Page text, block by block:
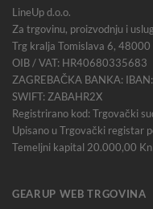
LineUp d.o.o.
Za trgovinu, proizvodnju i
Trg kralja Tomislava 6, 48000
OIB / VAT: HR40680335683
ZAGREBAČKA BANKA:
SWIFT: ZABAHR2X
Registrirano kod: Trgovački
Upisano u Trgovački registar
Temeljni kapital 20.000,00 Kn
GEARUP WEB TRGOVINA